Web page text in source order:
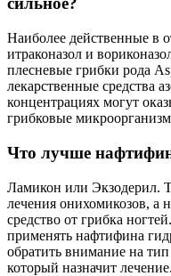
Наиболее действенные в
итраконазол и
плесневые грибки рода
лекарственные средства
концентрациях могут
грибковые
Что лучше
Ламикон или Экзодерил.
лечения онихомикозов, а
средство от грибка
применять нафтифина
обратить внимание на тип
который назначит лечение.